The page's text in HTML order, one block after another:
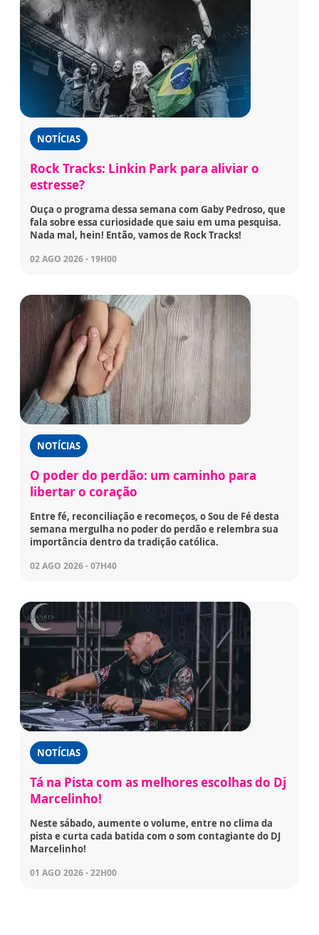
NOTÍCIAS
Rock Tracks: Linkin Park para aliviar o
estresse?
Ouça o programa dessa semana com Gaby Pedroso, que
fala sobre essa curiosidade que saiu em uma pesquisa.
Nada mal, hein! Então, vamos de Rock Tracks!
02 AGO 2026 - 19H00
NOTÍCIAS
O poder do perdão: um caminho para
libertar o coração
Entre fé, reconciliação e recomeços, o Sou de Fé desta
semana mergulha no poder do perdão e relembra sua
importância dentro da tradição católica.
02 AGO 2026 - 07H40
NOTÍCIAS
Tá na Pista com as melhores escolhas do Dj
Marcelinho!
Neste sábado, aumente o volume, entre no clima da
pista e curta cada batida com o som contagiante do DJ
Marcelinho!
01 AGO 2026 - 22H00